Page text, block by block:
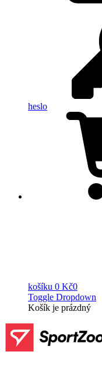
heslo
košíku 0 Kč0
Toggle Dropdown
Košík je prázdný